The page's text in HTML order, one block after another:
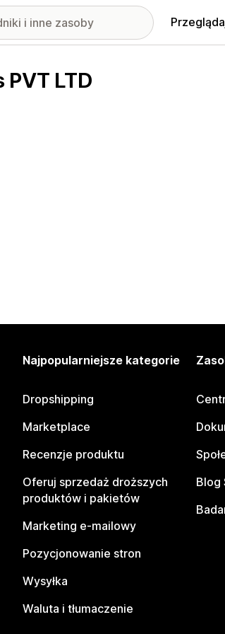
LTD
Najpopularniejsze kategorie
Dropshipping
Marketplace
Recenzje produktu
Oferuj sprzedaż droższych
produktów i pakietów
Marketing e-mailowy
Pozycjonowanie stron
Wysyłka
Waluta i tłumaczenie
Blog